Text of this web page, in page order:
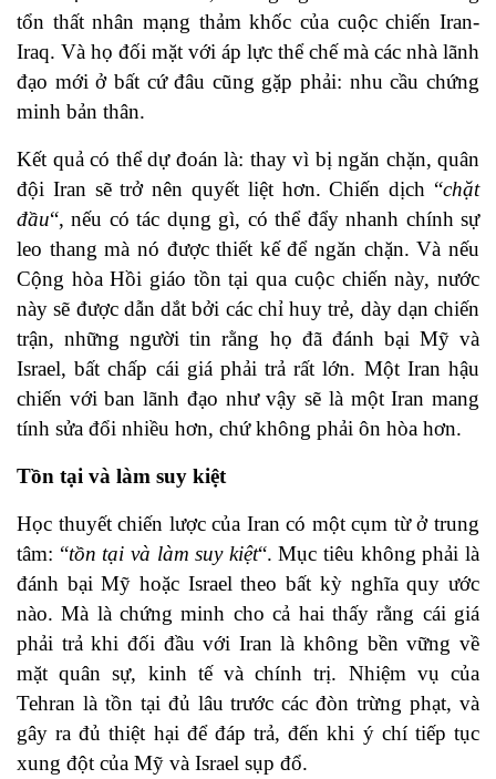
tổn thất nhân mạng thảm khốc của cuộc chiến Iran-
Iraq. Và họ đối mặt với áp lực thể chế mà các nhà lãnh
đạo mới ở bất cứ đâu cũng gặp phải: nhu cầu chứng
minh bản thân.
Kết quả có thể dự đoán là: thay vì bị ngăn chặn, quân
đội Iran sẽ trở nên quyết liệt hơn. Chiến dịch “chặt
đầu“, nếu có tác dụng gì, có thể đẩy nhanh chính sự
leo thang mà nó được thiết kế để ngăn chặn. Và nếu
Cộng hòa Hồi giáo tồn tại qua cuộc chiến này, nước
này sẽ được dẫn dắt bởi các chỉ huy trẻ, dày dạn chiến
trận, những người tin rằng họ đã đánh bại Mỹ và
Israel, bất chấp cái giá phải trả rất lớn. Một Iran hậu
chiến với ban lãnh đạo như vậy sẽ là một Iran mang
tính sửa đổi nhiều hơn, chứ không phải ôn hòa hơn.
Tồn tại và làm suy kiệt
Học thuyết chiến lược của Iran có một cụm từ ở trung
tâm: “tồn tại và làm suy kiệt“. Mục tiêu không phải là
đánh bại Mỹ hoặc Israel theo bất kỳ nghĩa quy ước
nào. Mà là chứng minh cho cả hai thấy rằng cái giá
phải trả khi đối đầu với Iran là không bền vững về
mặt quân sự, kinh tế và chính trị. Nhiệm vụ của
Tehran là tồn tại đủ lâu trước các đòn trừng phạt, và
gây ra đủ thiệt hại để đáp trả, đến khi ý chí tiếp tục
xung đột của Mỹ và Israel sụp đổ.